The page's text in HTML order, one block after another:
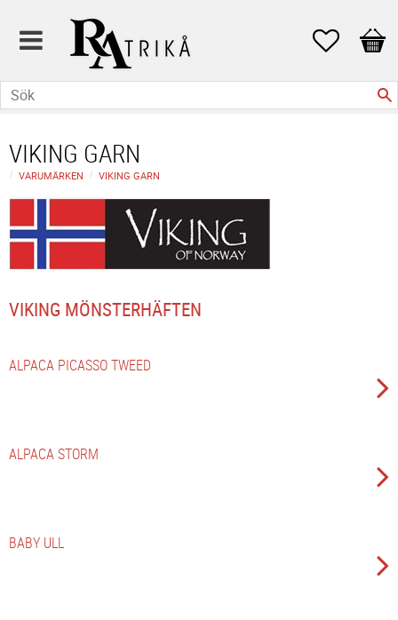
Favoriter
VIKING GARN
VARUMÄRKEN VIKING GARN
VIKING MÖNSTERHÄFTEN
ALPACA PICASSO TWEED
ALPACA STORM
BABY ULL